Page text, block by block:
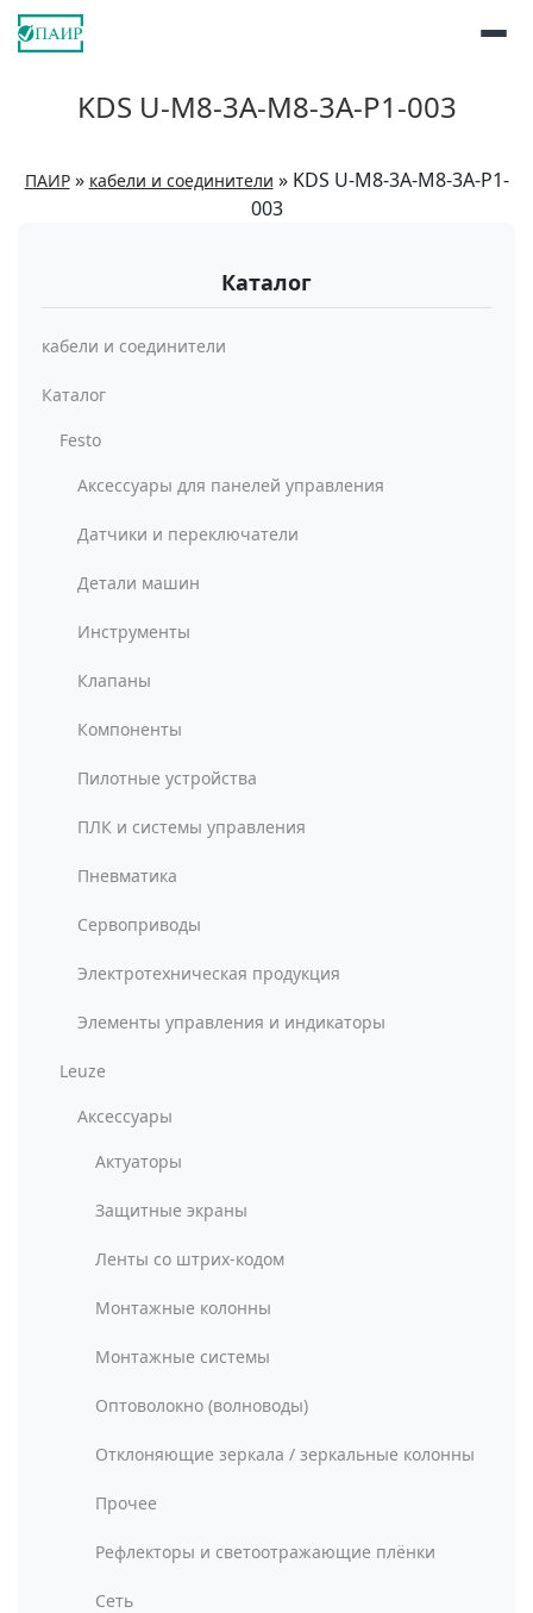
KDS U-M8-3A-M8-3A-P1-003
ПАИР» кабели и соединители » KDS U-M8-3A-M8-3A-P1-
003
Каталог
кабели и соединители
Каталог
Festo
Аксессуары для панелей управления
Датчики и переключатели
Детали машин
Инструменты
Клапаны
Компоненты
Пилотные устройства
ПЛК и системы управления
Пневматика
Сервоприводы
Электротехническая продукция
Элементы управления и индикаторы
Leuze
Аксессуары
Актуаторы
Защитные экраны
Ленты со штрих-кодом
Монтажные колонны
Монтажные системы
Оптоволокно (волноводы)
Отклоняющие зеркала / зеркальные колонны
Прочее
Рефлекторы и светоотражающие плёнки
Сеть